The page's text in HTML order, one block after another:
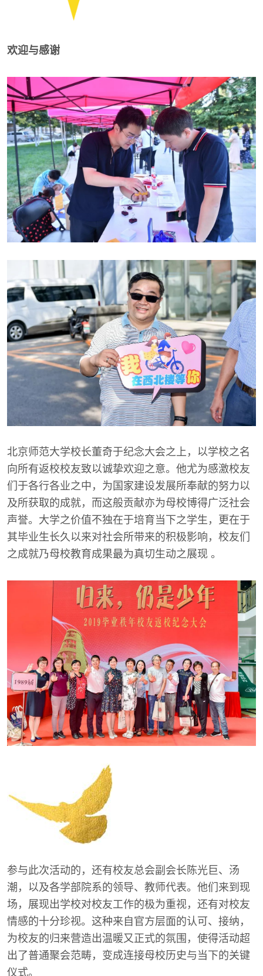
欢迎与感谢
北京师范大学校长董奇于纪念大会之上，以学校之名
向所有返校校友致以诚挚欢迎之意。他尤为感激校友
们于各行各业之中，为国家建设发展所奉献的努力以
及所获取的成就，而这般贡献亦为母校博得广泛社会
声誉。大学之价值不独在于培育当下之学生，更在于
其毕业生长久以来对社会所带来的积极影响，校友们
之成就乃母校教育成果最为真切生动之展现 。
参与此次活动的，还有校友总会副会长陈光巨、汤
潮，以及各学部院系的领导、教师代表。他们来到现
场，展现出学校对校友工作的极为重视，还有对校友
情感的十分珍视。这种来自官方层面的认可、接纳，
为校友的归来营造出温暖又正式的氛围，使得活动超
出了普通聚会范畴，变成连接母校历史与当下的关键
仪式。